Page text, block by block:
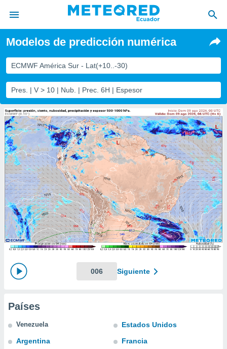
ha
por
para
la
se
calidad.
a este
las
y
forma
digital
basada
seguir
coste.
botón
a la
CONFIGURACIÓN
Modelos de predicción numérica
ECMWF América Sur - Lat(+10..-30)
Pres. | V > 10 | Nub. | Prec. 6H | Espesor
006 Siguiente
Países
Venezuela
Argentina
Estados Unidos
Francia